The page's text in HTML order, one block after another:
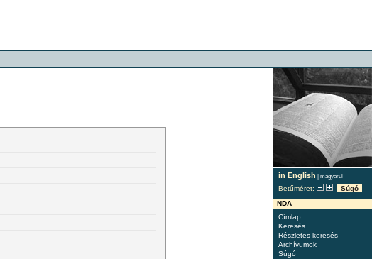
in English | magyarul
Betűméret:
Súgó
NDA
Címlap
Keresés
Részletes keresés
Archívumok
Súgó